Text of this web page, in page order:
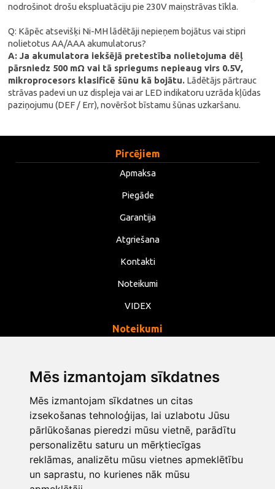
Mēs izmantojam sīkdatnes
Mēs izmantojam sīkdatnes un citas
izsekošanas tehnoloģijas, lai uzlabotu Jūsu
pārlūkošanas pieredzi mūsu vietnē, parādītu
personalizētu saturu un mērķtiecīgas
reklāmas, analizētu mūsu vietnes apmeklētību
un saprastu, no kurienes nāk mūsu
nodrošinot drošu ekspluatāciju pie 230V maiņstrāvas tīkla.
Q: Kāpēc atsevišķi Ni-MH lādētāji nepieņem bojātus vai stipri
nolietotus AA/AAA akumulatorus?
A: Ja akumulatora iekšējā pretestība nolietojuma dēļ
pārsniedz 500 mΩ vai tā spriegums nepieaug virs 0.5V,
mikroprocesors klasificē šūnu kā bojātu. Lādētājs pārtrauc
strāvas padevi un uz displeja vai ar LED indikatoru uzrāda kļūdas
paziņojumu (DEF / Err), novēršot bīstamu šūnas uzkaršanu.
Pircējiem
Apmaksa
Piegāde
Garantija
Atgriešana
Kontakti
Noteikumi
VIDEX
Noteikumi
Noteikumi
Mainīt sīkdatņu iestatījumus
info@opentools.lv +371 26272360